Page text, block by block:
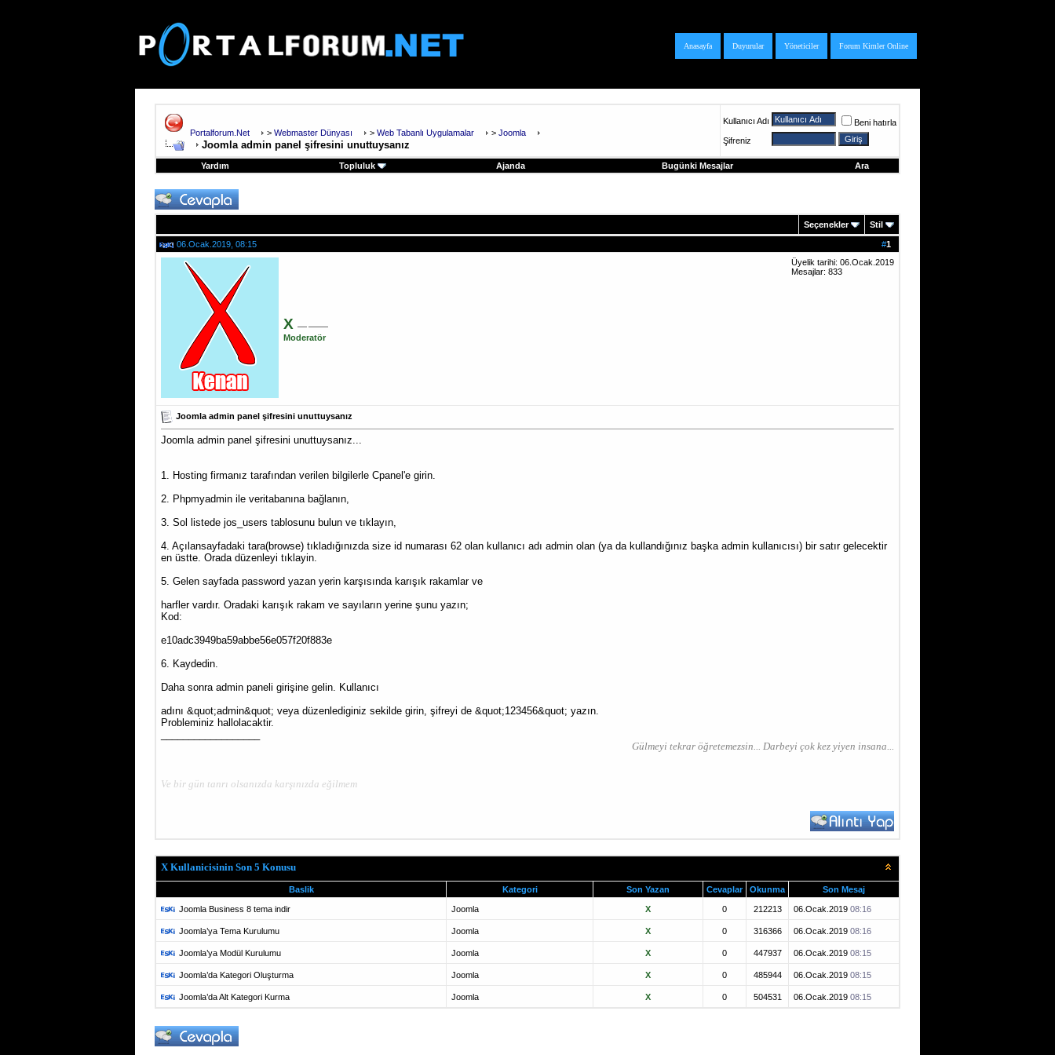
Forum Kimler Online
Yöneticiler
Duyurular
Anasayfa
Portalforum.Net > Webmaster Dünyası > Web Tabanlı Uygulamalar > Joomla
Joomla admin panel şifresini unuttuysanız
Kullanıcı Adı
Beni hatırla
Şifreniz
Yardım Topluluk Ajanda Bugünki Mesajlar Ara
Seçenekler Stil
#1
06.Ocak.2019, 08:15
X
Moderatör
Üyelik tarihi: 06.Ocak.2019
Mesajlar: 833
Joomla admin panel şifresini unuttuysanız
Joomla admin panel şifresini unuttuysanız...
1. Hosting firmanız tarafından verilen bilgilerle Cpanel'e girin.
2. Phpmyadmin ile veritabanına bağlanın,
3. Sol listede jos_users tablosunu bulun ve tıklayın,
4. Açılansayfadaki tara(browse) tıkladığınızda size id numarası 62 olan kullanıcı adı admin olan (ya da kullandığınız başka admin kullanıcısı) bir satır gelecektir
en üstte. Orada düzenleyi tıklayin.
5. Gelen sayfada password yazan yerin karşısında karışık rakamlar ve
harfler vardır. Oradaki karışık rakam ve sayıların yerine şunu yazın;
Kod:
e10adc3949ba59abbe56e057f20f883e
6. Kaydedin.
Daha sonra admin paneli girişine gelin. Kullanıcı
adını &quot;admin&quot; veya düzenlediginiz sekilde girin, şifreyi de &quot;123456&quot; yazın.
Probleminiz hallolacaktir.
Gülmeyi tekrar öğretemezsin... Darbeyi çok kez yiyen insana...
Ve bir gün tanrı olsanızda karşınızda eğilmem
X Kullanicisinin Son 5 Konusu
Baslik Kategori Son Yazan Cevaplar Okunma Son Mesaj
Joomla Business 8 tema indir Joomla X 0 212213 06.Ocak.2019 08:16
Joomla’ya Tema Kurulumu Joomla X 0 316366 06.Ocak.2019 08:16
Joomla’ya Modül Kurulumu Joomla X 0 447937 06.Ocak.2019 08:15
Joomla’da Kategori Oluşturma Joomla X 0 485944 06.Ocak.2019 08:15
Joomla’da Alt Kategori Kurma Joomla X 0 504531 06.Ocak.2019 08:15